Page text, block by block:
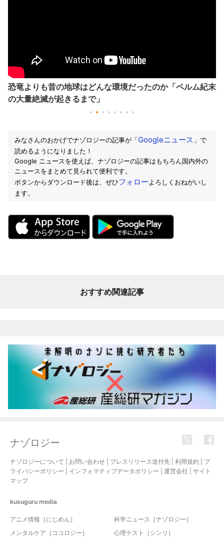
恐竜よりも昔の地球はどんな環境だったのか「ペルム紀末
の大量絶滅が起きるまで」
みなさんのおかげでナゾロジーの記事が「Googleニュース 」で
読めるようになりました！
Google ニュースを使えば、ナゾロジーの記事はもちろん国内外の
ニュースをまとめて見られて便利です。
ボタンからダウンロード後は、ぜひフォローよろしくおねがいし
ます。
おすすめ関連記事
ナゾロジー
ナゾロジーについて お問い合わせ プレスリリース送付先 利用規約
プ
ライバシーポリシー
インフォマティブデータポリシー 運営会社
サイト
マップ
kusuguru media
アニメ情報［にじめん］
科学ニュース［ナゾロジー］
メンタルケア［ココロジー］
心理テスト［シンリ］